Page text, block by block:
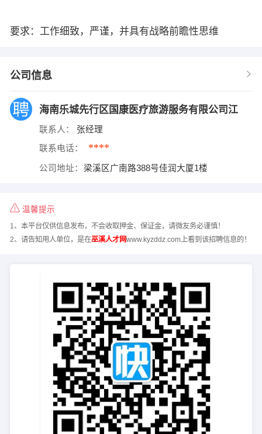
要求：工作细致，严谨，并具有战略前瞻性思维
公司信息
海南乐城先行区国康医疗旅游服务有限公司江
联系人： 张经理
联系电话： ****
公司地址： 梁溪区广南路388号佳润大厦1楼
温馨提示
1、本平台仅供信息发布，不会收取押金、保证金，请微友务必谨慎！
2、请告知用人单位，是在巫溪人才网www.kyzddz.com上看到该招聘信息的！